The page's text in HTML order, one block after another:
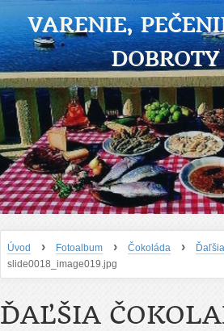
VARENIE,
DOBROTY
Úvod › Fotoalbum › Čokoláda ›
slide0018_image019.jpg
ĎAĽŠIA